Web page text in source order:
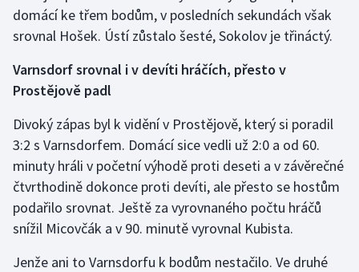
domácí ke třem bodům, v posledních sekundách však
srovnal Hošek. Ústí zůstalo šesté, Sokolov je třináctý.
Varnsdorf srovnal i v devíti hráčích, přesto v
Prostějově padl
Divoký zápas byl k vidění v Prostějově, který si poradil
3:2 s Varnsdorfem. Domácí sice vedli už 2:0 a od 60.
minuty hráli v početní výhodě proti deseti a v závěrečné
čtvrthodině dokonce proti devíti, ale přesto se hostům
podařilo srovnat. Ještě za vyrovnaného počtu hráčů
snížil Micovčák a v 90. minutě vyrovnal Kubista.
Jenže ani to Varnsdorfu k bodům nestačilo. Ve druhé